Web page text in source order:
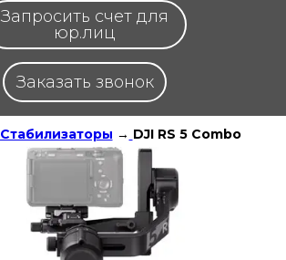
Заказать звонок
Запросить счет для
юр.лиц
Стабилизаторы → DJI RS 5 Combo